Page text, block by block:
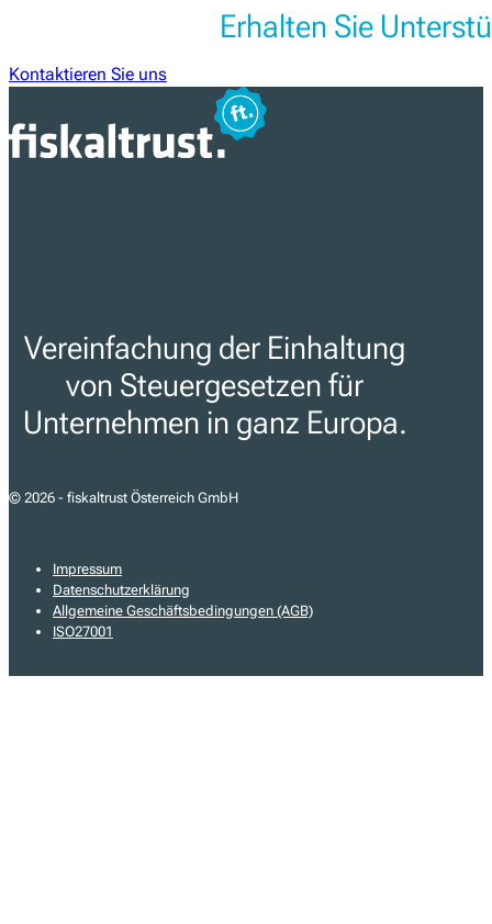
Erhalten Sie
Kontaktieren Sie uns
Vereinfachung der Einhaltung
von Steuergesetzen für
Unternehmen in ganz Europa.
© 2026 - fiskaltrust Österreich GmbH
Impressum
Datenschutzerklärung
Allgemeine Geschäftsbedingungen (AGB)
ISO27001